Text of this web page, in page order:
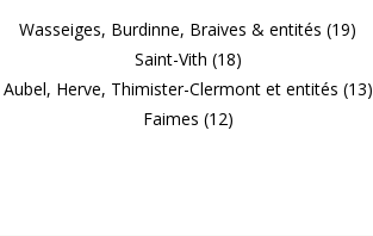
Wasseiges, Burdinne, Braives & entités (19)
Saint-Vith (18)
Aubel, Herve, Thimister-Clermont et entités (13)
Faimes (12)